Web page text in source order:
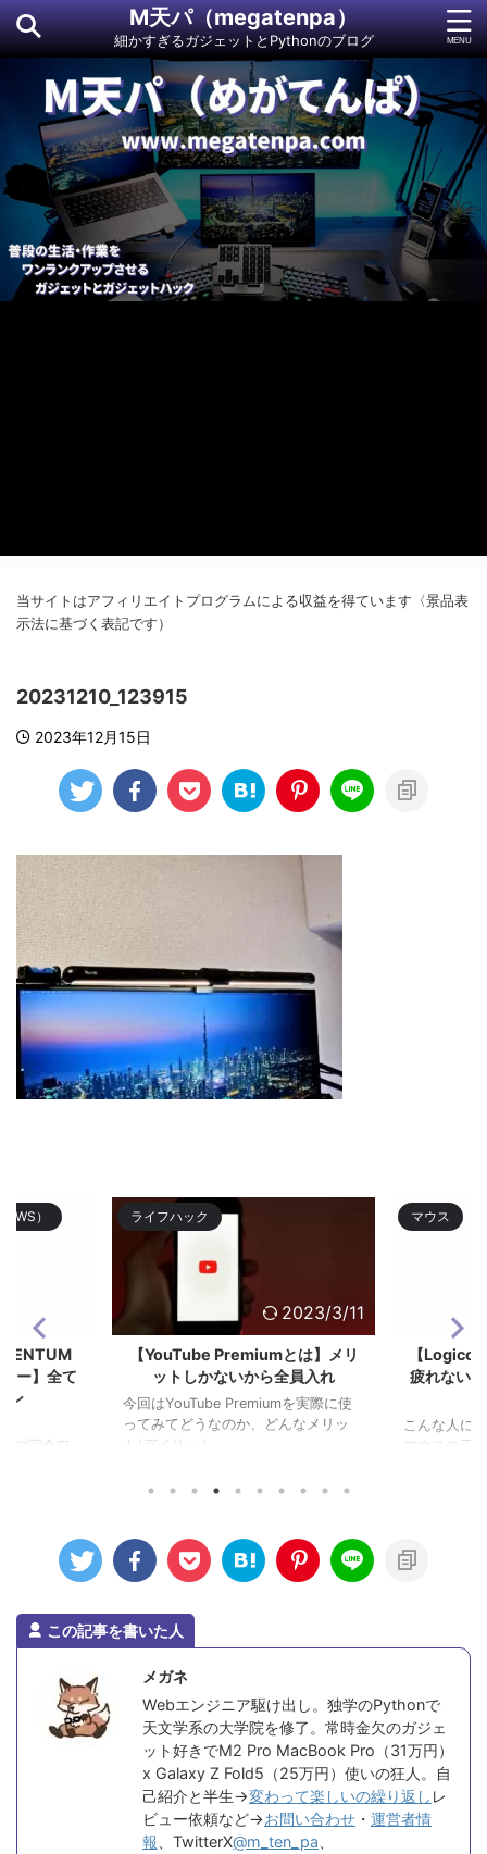
M天パ（megatenpa）
細かすぎるガジェットとPythonのブログ
当サイトはアフィリエイトプログラムによる収益を得ています〈景品表
示法に基づく表記です）
20231210_123915
2023年12月15日
）
9/18
ー】全て
ン
プ完全ワ
ライフハック
2023/3/11
【YouTube Premiumとは】メリ
ットしかないから全員入れ
今回はYouTube Premiumを実際に使
ってみてどうなのか、どんなメリッ
ト/デメリット ...
マウス
【
疲れない
こんな人に
マウスの王
この記事を書いた人
メガネ
Webエンジニア駆け出し。独学のPythonで
天文学系の大学院を修了。常時金欠のガジェ
ット好きでM2 Pro MacBook Pro（31万円）
x Galaxy Z Fold5（25万円）使いの狂人。自
己紹介と半生→変わって楽しいの繰り返し レ
ビュー依頼など→お問い合わせ ・ 運営者情
報 、TwitterX@m_ten_pa